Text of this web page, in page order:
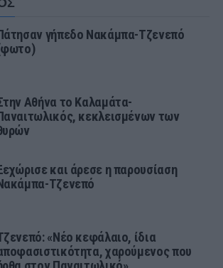
γήπεδο Νακάμπα-Τζενεπό
Αθήνα το Καλαμάτα-
κεκλεισμένων των
και άρεσε η παρουσίαση
Τζενεπό
«Νέο κεφάλαιο, ίδια
χαρούμενος που